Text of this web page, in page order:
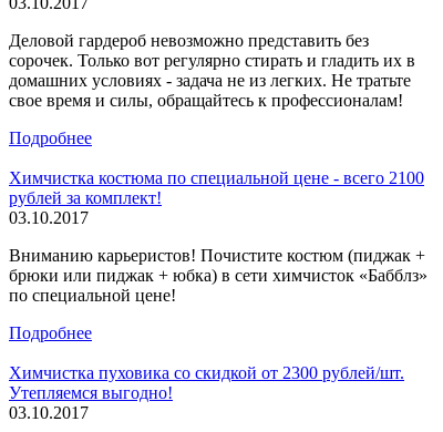
Деловой гардероб невозможно представить без
сорочек. Только вот регулярно стирать и гладить их в
домашних условиях - задача не из легких. Не тратьте
свое время и силы, обращайтесь к профессионалам!
Подробнее
Химчистка костюма по специальной цене - всего 2100
рублей за комплект!
03.10.2017
Вниманию карьеристов! Почистите костюм (пиджак +
брюки или пиджак + юбка) в сети химчисток «Бабблз»
по специальной цене!
Подробнее
Химчистка пуховика со скидкой от 2300 рублей/шт.
Утепляемся выгодно!
03.10.2017